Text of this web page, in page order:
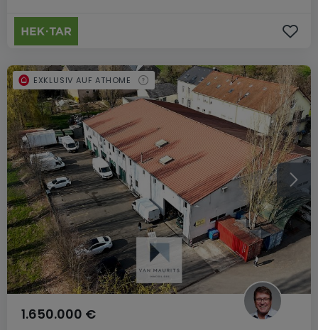
1.650.000 €
EXKLUSIV AUF ATHOME